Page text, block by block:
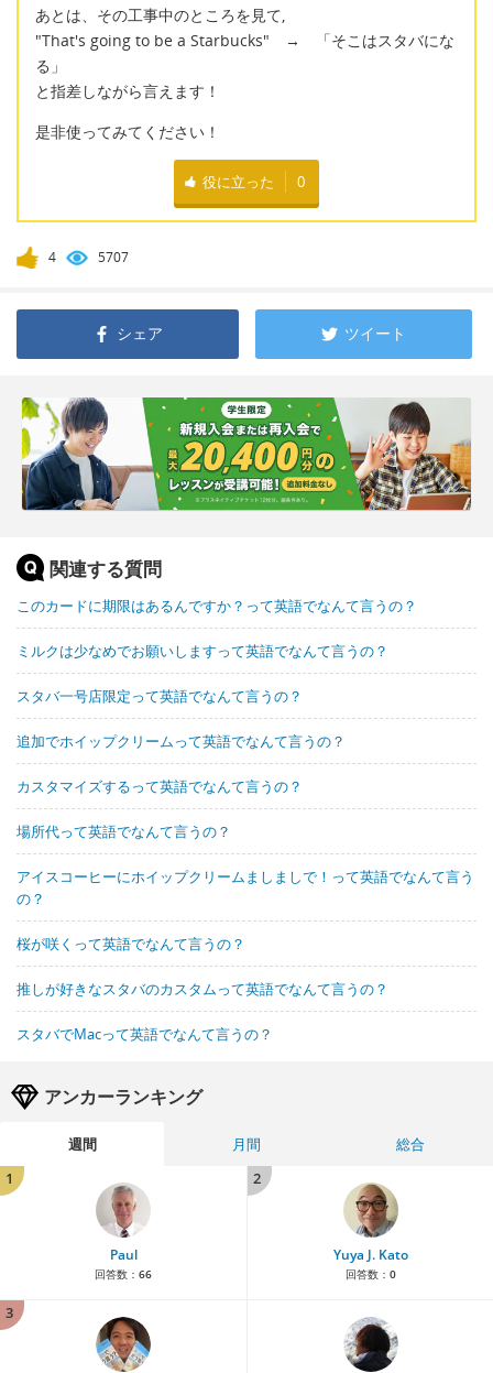
あとは、その工事中のところを見て,
"That's going to be a Starbucks" → 「そこはスタバにな
る」
と指差しながら言えます！
是非使ってみてください！
役に立った 0
4 5707
シェア ツイート
関連する質問
このカードに期限はあるんですか？って英語でなんて言うの？
ミルクは少なめでお願いしますって英語でなんて言うの？
スタバ一号店限定って英語でなんて言うの？
追加でホイップクリームって英語でなんて言うの？
カスタマイズするって英語でなんて言うの？
場所代って英語でなんて言うの？
アイスコーヒーにホイップクリームましましで！って英語でなんて言う
の？
桜が咲くって英語でなんて言うの？
推しが好きなスタバのカスタムって英語でなんて言うの？
スタバでMacって英語でなんて言うの？
アンカーランキング
週間 月間
総合
1
Paul
回答数： 66
2
Yuya J. Kato
回答数： 0
3